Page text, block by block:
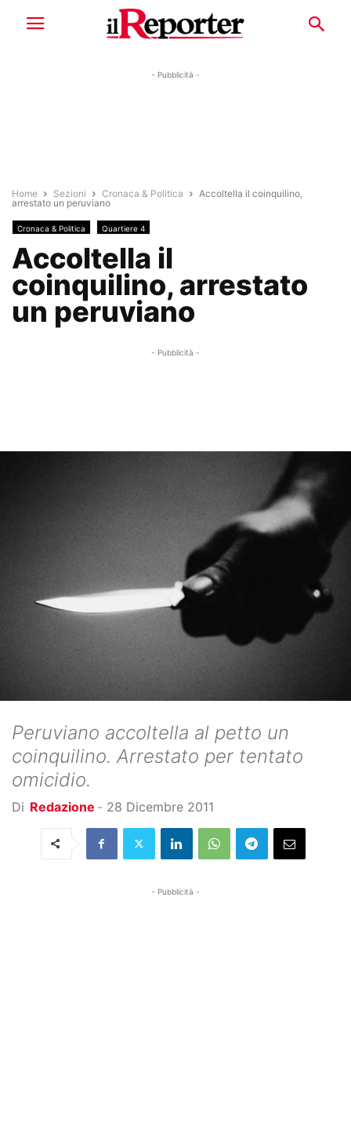
- Pubblicità -
Home Sezioni Cronaca & Politica
Accoltella il coinquilino,
arrestato un peruviano
Cronaca & Politica Quartiere 4
Accoltella il
coinquilino, arrestato
un peruviano
- Pubblicità -
Peruviano accoltella al petto un
coinquilino. Arrestato per tentato
omicidio.
Di Redazione - 28 Dicembre 2011
- Pubblicità -